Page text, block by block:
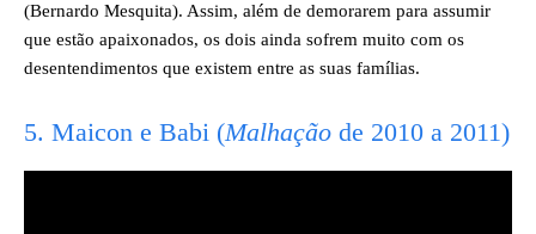
(Bernardo Mesquita). Assim, além de demorarem para assumir
que estão apaixonados, os dois ainda sofrem muito com os
desentendimentos que existem entre as suas famílias.
5. Maicon e Babi (Malhação de 2010 a 2011)